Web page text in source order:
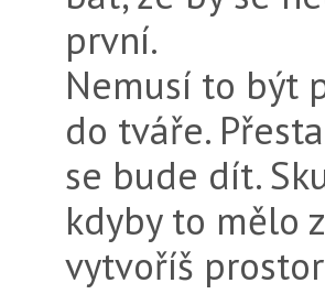
první.
Nemusí to být
do tváře.
se bude dít.
kdyby to mělo
vytvoříš